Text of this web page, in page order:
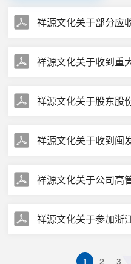
祥源文化关于股东股
祥源文化关于公司高
1 2 3